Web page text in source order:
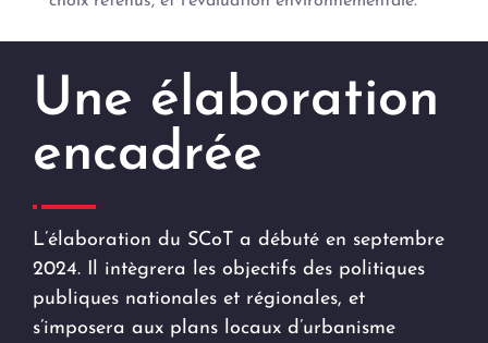
Une élaboration
encadrée
L’élaboration du SCoT a débuté en septembre
2024. Il intègrera les objectifs des politiques
publiques nationales et régionales, et
s’imposera aux plans locaux d’urbanisme